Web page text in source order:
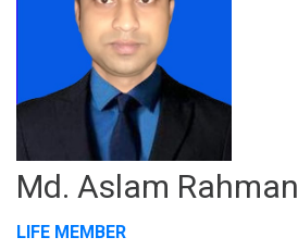
Md. Aslam Rahman
LIFE MEMBER